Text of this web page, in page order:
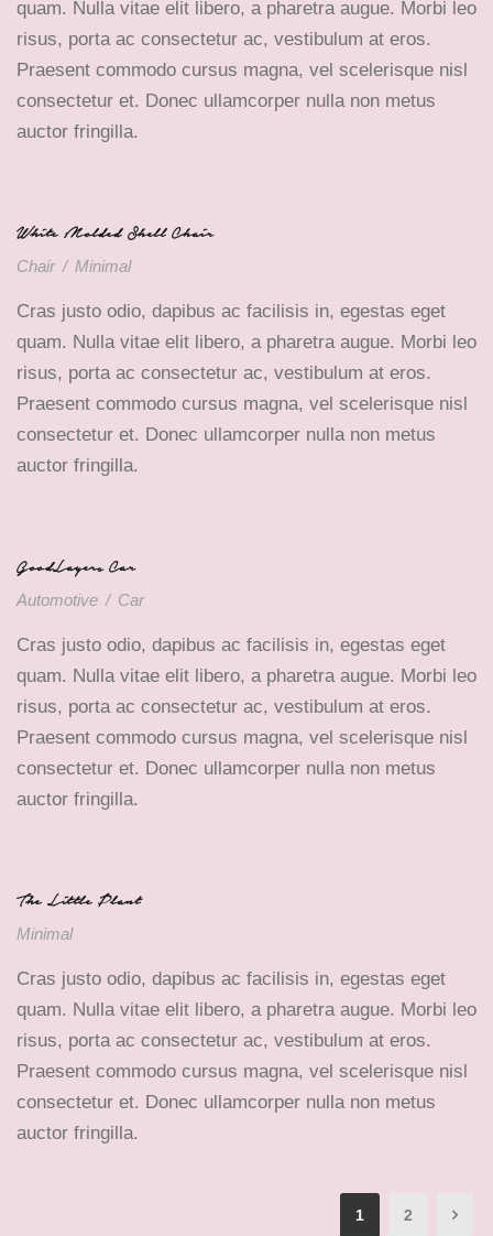
quam. Nulla vitae elit libero, a pharetra augue. Morbi leo
risus, porta ac consectetur ac, vestibulum at eros.
Praesent commodo cursus magna, vel scelerisque nisl
consectetur et. Donec ullamcorper nulla non metus
auctor fringilla.
White Molded Shell Chair
Chair / Minimal
Cras justo odio, dapibus ac facilisis in, egestas eget
quam. Nulla vitae elit libero, a pharetra augue. Morbi leo
risus, porta ac consectetur ac, vestibulum at eros.
Praesent commodo cursus magna, vel scelerisque nisl
consectetur et. Donec ullamcorper nulla non metus
auctor fringilla.
GoodLayers Car
Automotive / Car
Cras justo odio, dapibus ac facilisis in, egestas eget
quam. Nulla vitae elit libero, a pharetra augue. Morbi leo
risus, porta ac consectetur ac, vestibulum at eros.
Praesent commodo cursus magna, vel scelerisque nisl
consectetur et. Donec ullamcorper nulla non metus
auctor fringilla.
The Little Plant
Minimal
Cras justo odio, dapibus ac facilisis in, egestas eget
quam. Nulla vitae elit libero, a pharetra augue. Morbi leo
risus, porta ac consectetur ac, vestibulum at eros.
Praesent commodo cursus magna, vel scelerisque nisl
consectetur et. Donec ullamcorper nulla non metus
auctor fringilla.
1 2